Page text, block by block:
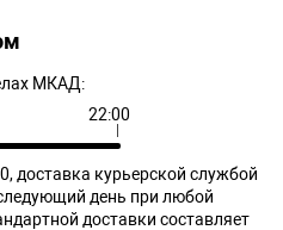
МКАД:
22:00
доставка курьерской службой
день при любой
доставки составляет